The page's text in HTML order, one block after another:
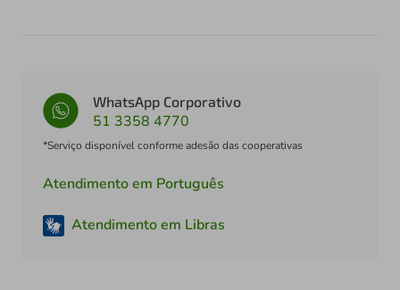
WhatsApp Corporativo
51 3358 4770
*Serviço disponível conforme adesão das cooperativas
Atendimento em Português
Atendimento em Libras